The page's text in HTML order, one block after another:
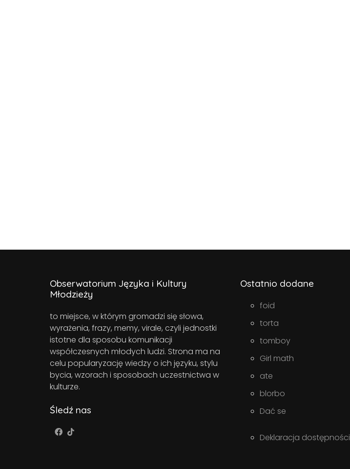
Obserwatorium Języka i Kultury
Młodzieży
to miejsce, w którym gromadzi się słowa,
wyrażenia, frazy, memy, virale, czyli jednostki
istotne dla sposobu komunikacji
współczesnych młodych ludzi. Strona ma na
celu popularyzację wiedzy o ich języku, stylu
bycia, wzorach i sposobach uczestnictwa w
kulturze.
Śledź nas
Ostatnio dodane
foid
torta
tomboy
Girl math
ate
blorbo
Dać se
Deklaracja dostępności